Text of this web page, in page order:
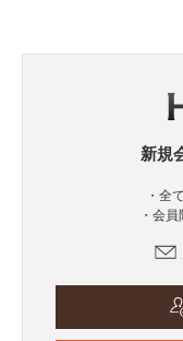
新規
・全
・会